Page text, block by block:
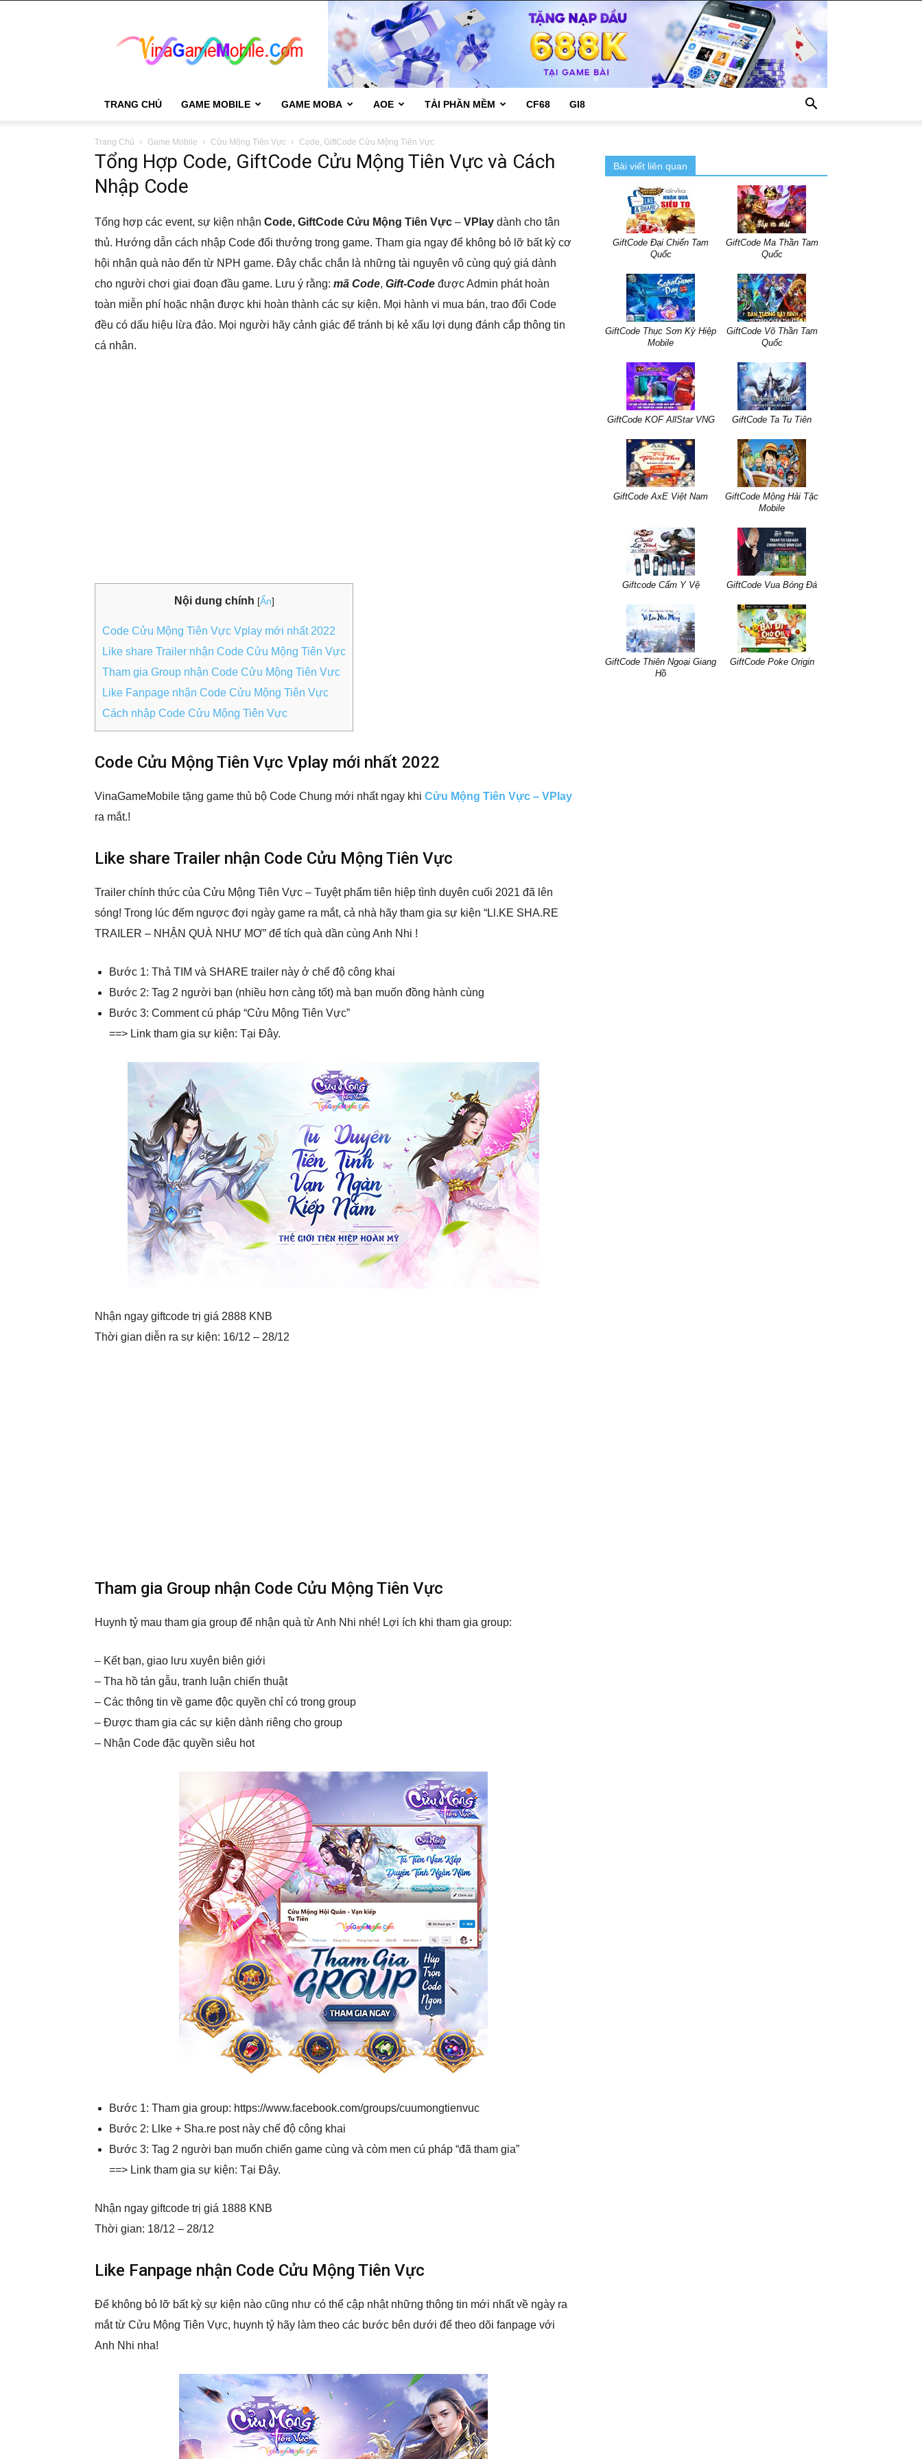
Mobile
TRANG CHỦ GAME MOBILE GAME MOBA AOE TẢI PHẦN MỀM CF68 GI8
Trang Chủ Game Mobile Cửu Mộng Tiên Vực Code, GiftCode Cửu Mộng Tiên Vực
Tổng Hợp Code, GiftCode Cửu Mộng Tiên Vực và Cách
Nhập Code
Tổng hợp các event, sự kiện nhận Code, GiftCode Cửu Mộng Tiên Vực – VPlay dành cho tân
thủ. Hướng dẫn cách nhập Code đổi thưởng trong game. Tham gia ngay để không bỏ lỡ bất kỳ cơ
hội nhận quà nào đến từ NPH game. Đây chắc chắn là những tài nguyên vô cùng quý giá dành
cho người chơi giai đoạn đầu game. Lưu ý rằng: mã Code, Gift-Code được Admin phát hoàn
toàn miễn phí hoặc nhận được khi hoàn thành các sự kiện. Mọi hành vi mua bán, trao đổi Code
đều có dấu hiệu lừa đảo. Mọi người hãy cảnh giác để tránh bị kẻ xấu lợi dụng đánh cắp thông tin
cá nhân.
Nội dung chính [Ẩn]
Code Cửu Mộng Tiên Vực Vplay mới nhất 2022
Like share Trailer nhận Code Cửu Mộng Tiên Vực
Tham gia Group nhận Code Cửu Mộng Tiên Vực
Like Fanpage nhận Code Cửu Mộng Tiên Vực
Cách nhập Code Cửu Mộng Tiên Vực
Code Cửu Mộng Tiên Vực Vplay mới nhất 2022
VinaGameMobile tặng game thủ bộ Code Chung mới nhất ngay khi Cửu Mộng Tiên Vực – VPlay
ra mắt.!
Like share Trailer nhận Code Cửu Mộng Tiên Vực
Trailer chính thức của Cửu Mộng Tiên Vực – Tuyệt phẩm tiên hiệp tình duyên cuối 2021 đã lên
sóng! Trong lúc đếm ngược đợi ngày game ra mắt, cả nhà hãy tham gia sự kiện “Ll.KE SHA.RE
TRAILER – NHẬN QUÀ NHƯ MƠ” để tích quà dần cùng Anh Nhi !
Bước 1: Thả TIM và SHARE trailer này ở chế độ công khai
Bước 2: Tag 2 người bạn (nhiều hơn càng tốt) mà bạn muốn đồng hành cùng
Bước 3: Comment cú pháp “Cửu Mộng Tiên Vực”
==> Link tham gia sự kiện: Tại Đây.
Nhận ngay giftcode trị giá 2888 KNB
Thời gian diễn ra sự kiện: 16/12 – 28/12
Tham gia Group nhận Code Cửu Mộng Tiên Vực
Huynh tỷ mau tham gia group để nhận quà từ Anh Nhi nhé! Lợi ích khi tham gia group:
– Kết bạn, giao lưu xuyên biên giới
– Tha hồ tán gẫu, tranh luận chiến thuật
– Các thông tin về game độc quyền chỉ có trong group
– Được tham gia các sự kiện dành riêng cho group
– Nhận Code đặc quyền siêu hot
Bước 1: Tham gia group: https://www.facebook.com/groups/cuumongtienvuc
Bước 2: Llke + Sha.re post này chế độ công khai
Bước 3: Tag 2 người bạn muốn chiến game cùng và còm men cú pháp “đã tham gia”
==> Link tham gia sự kiện: Tại Đây.
Nhận ngay giftcode trị giá 1888 KNB
Thời gian: 18/12 – 28/12
Like Fanpage nhận Code Cửu Mộng Tiên Vực
Để không bỏ lỡ bất kỳ sự kiện nào cũng như có thể cập nhật những thông tin mới nhất về ngày ra
mắt từ Cửu Mộng Tiên Vực, huynh tỷ hãy làm theo các bước bên dưới để theo dõi fanpage với
Anh Nhi nha!
Bài viết liên quan
GiftCode Đại Chiến Tam
Quốc
GiftCode Ma Thần Tam
Quốc
GiftCode Thục Sơn Kỳ Hiệp
Mobile
GiftCode Võ Thần Tam
Quốc
GiftCode KOF AllStar VNG GiftCode Ta Tu Tiên
GiftCode AxE Việt Nam
GiftCode Mộng Hải Tặc
Mobile
Giftcode Cẩm Y Vệ GiftCode Vua Bóng Đá
GiftCode Thiên Ngoại Giang
Hồ
GiftCode Poke Origin